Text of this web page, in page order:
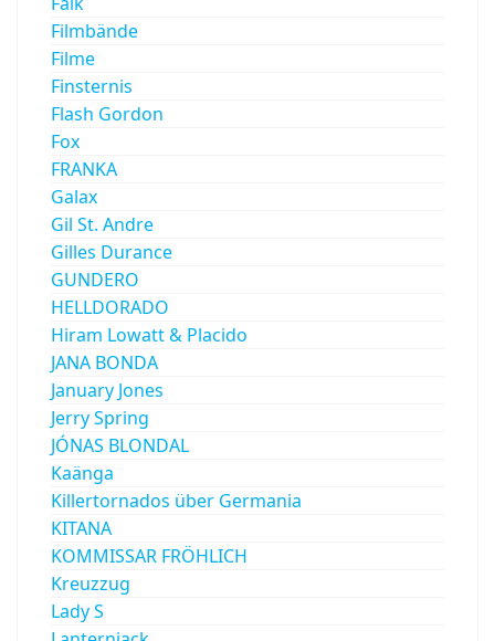
Filmbände
Filme
Finsternis
Flash Gordon
Fox
FRANKA
Galax
Gil St. Andre
Gilles Durance
GUNDERO
HELLDORADO
Hiram Lowatt & Placido
JANA BONDA
January Jones
Jerry Spring
JÓNAS BLONDAL
Kaänga
Killertornados über Germania
KITANA
KOMMISSAR FRÖHLICH
Kreuzzug
Lady S